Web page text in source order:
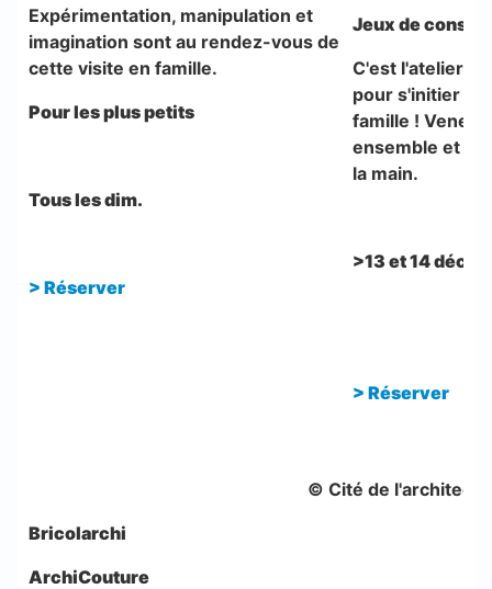
Expérimentation, manipulation et
imagination sont au rendez-vous de
cette visite en famille.
Pour les plus petits
Tous les dim.
> Réserver
Jeux de
C'est l'atelier
pour s'initier à
famille ! Venez
ensemble et
la main.
>13 et 14 déc.
> Réserver
© Cité de
Bricolarchi
ArchiCouture